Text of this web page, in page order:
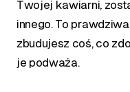
Twojej kawiarni,
innego. To
zbudujesz coś, co
je podważa.